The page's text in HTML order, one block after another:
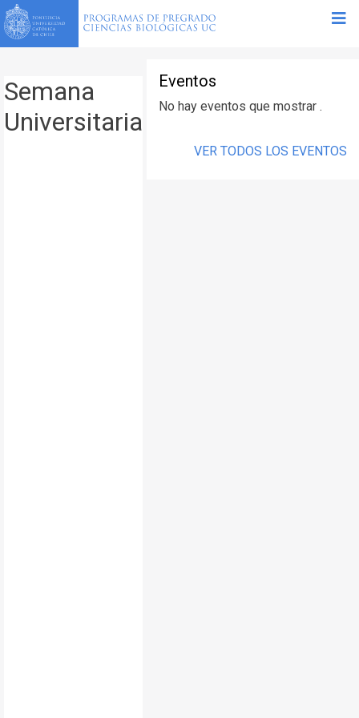
Semana
Universitaria
Eventos
No hay eventos que mostrar .
VER TODOS LOS EVENTOS